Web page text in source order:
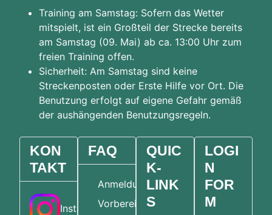
Training am Samstag: Sofern das Wetter
mitspielt, ist ein Großteil der Strecke bereits
am Samstag (09. Mai) ab ca. 13:00 Uhr zum
freien Training offen.
Sicherheit: Am Samstag sind keine
Streckenposten oder Erste Hilfe vor Ort. Die
Benutzung erfolgt auf eigene Gefahr gemäß
der aushängenden Benutzungsregeln.
KON
TAKT
Instagram
FAQ
Anmeldung
Vorbereitung
QUIC
K-
LINK
S
LOGI
N
FOR
M